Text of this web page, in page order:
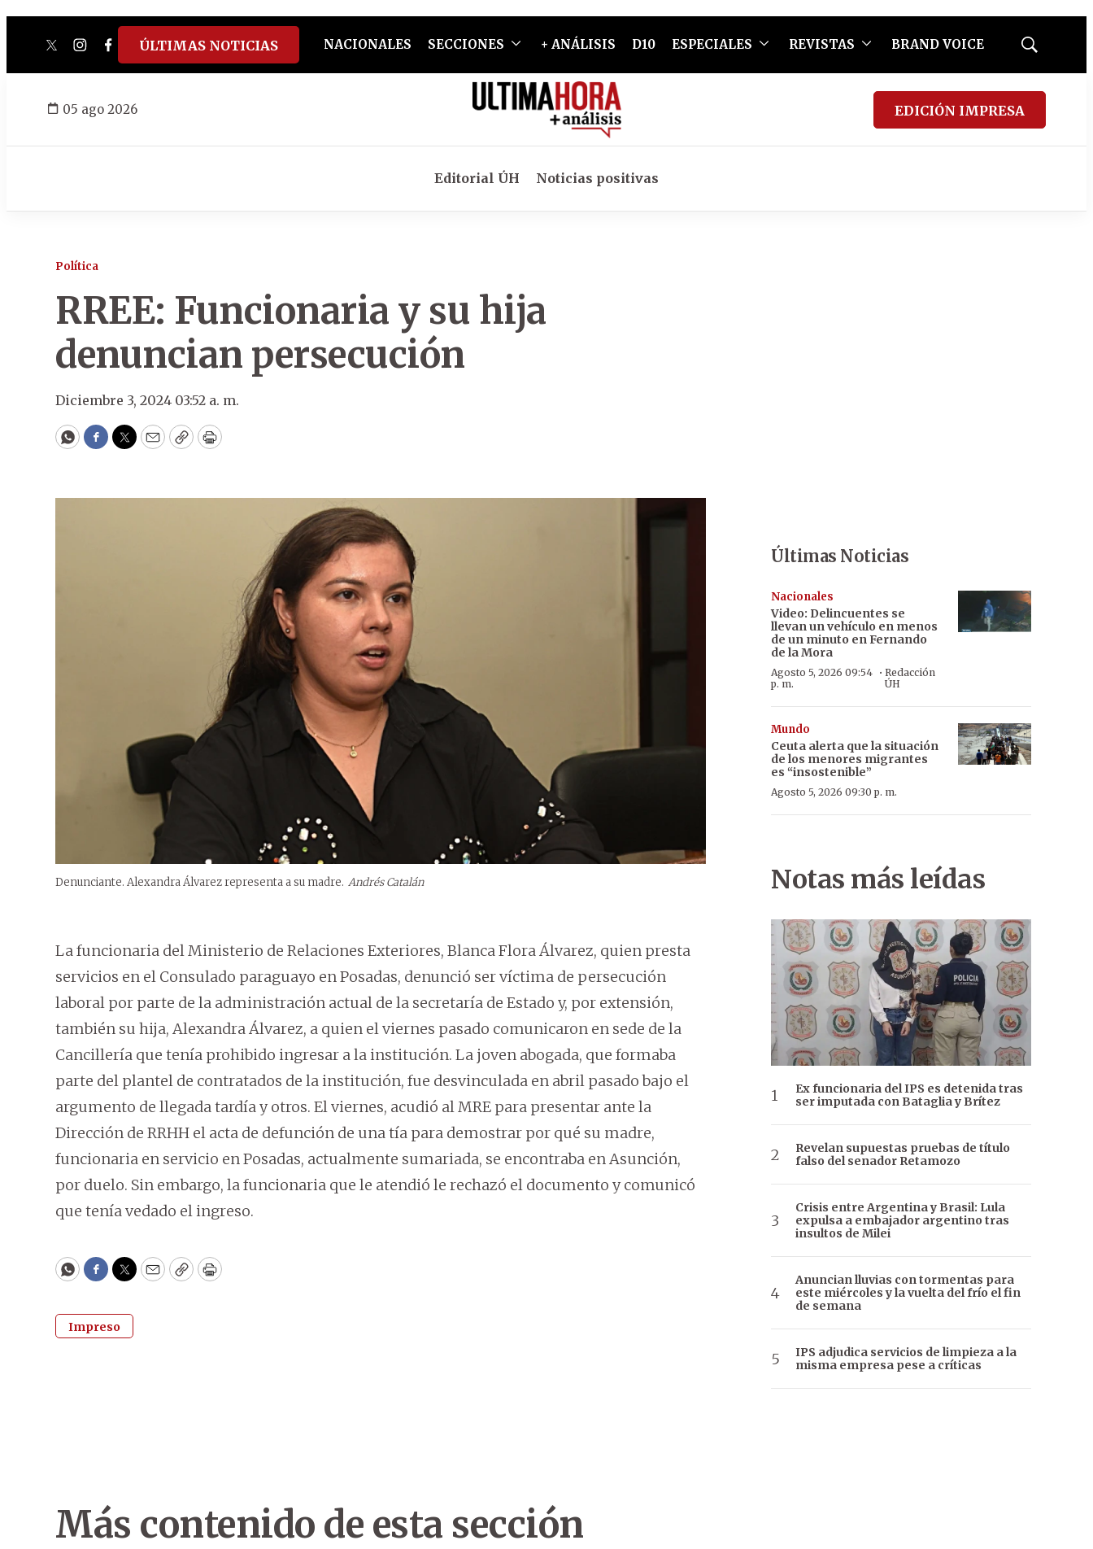
twitterinstagram
facebook
tiktokyoutube
spotify
ÚLTIMAS NOTICIAS NACIONALES SECCIONES + ANÁLISIS D10 ESPECIALES REVISTAS BRAND VOICE
Mostrar
05 ago 2026 EDICIÓN IMPRESA
Editorial ÚH Noticias positivas
Política
RREE: Funcionaria y su hija
denuncian persecución
Diciembre 3, 2024 03:52 a. m.
WhatsApp
Facebook
Twitter
EmailCopyPrint
Denunciante. Alexandra Álvarez representa a su madre. Andrés Catalán
La funcionaria del Ministerio de Relaciones Exteriores, Blanca Flora Álvarez, quien presta
servicios en el Consulado paraguayo en Posadas, denunció ser víctima de persecución
laboral por parte de la administración actual de la secretaría de Estado y, por extensión,
también su hija, Alexandra Álvarez, a quien el viernes pasado comunicaron en sede de la
Cancillería que tenía prohibido ingresar a la institución. La joven abogada, que formaba
parte del plantel de contratados de la institución, fue desvinculada en abril pasado bajo el
argumento de llegada tardía y otros. El viernes, acudió al MRE para presentar ante la
Dirección de RRHH el acta de defunción de una tía para demostrar por qué su madre,
funcionaria en servicio en Posadas, actualmente sumariada, se encontraba en Asunción,
por duelo. Sin embargo, la funcionaria que le atendió le rechazó el documento y comunicó
que tenía vedado el ingreso.
WhatsApp
Facebook
Twitter
EmailCopyPrint
Impreso
Últimas Noticias
Nacionales
Video: Delincuentes se
llevan un vehículo en menos
de un minuto en Fernando
de la Mora
Agosto 5, 2026 09:54
p. m.
· Redacción
ÚH
Mundo
Ceuta alerta que la situación
de los menores migrantes
es “insostenible”
Agosto 5, 2026 09:30 p. m.
Notas más leídas
Ex funcionaria del IPS es detenida tras
ser imputada con Bataglia y Brítez
Revelan supuestas pruebas de título
falso del senador Retamozo
Crisis entre Argentina y Brasil: Lula
expulsa a embajador argentino tras
insultos de Milei
Anuncian lluvias con tormentas para
este miércoles y la vuelta del frío el fin
de semana
IPS adjudica servicios de limpieza a la
misma empresa pese a críticas
Más contenido de esta sección